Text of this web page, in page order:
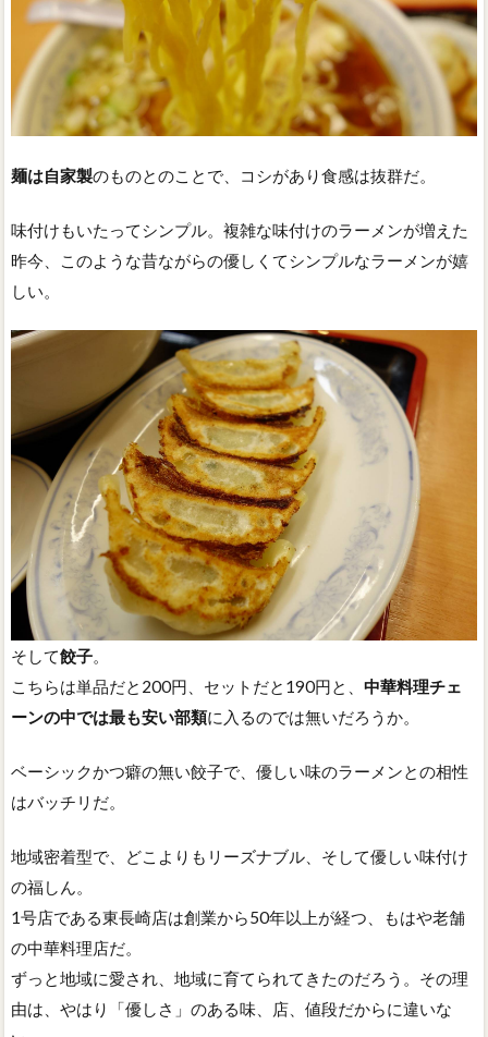
麺は自家製のものとのことで、コシがあり食感は抜群だ。
味付けもいたってシンプル。複雑な味付けのラーメンが増えた
昨今、このような昔ながらの優しくてシンプルなラーメンが嬉
しい。
そして餃子。
こちらは単品だと200円、セットだと190円と、 中華料理チェ
ーンの中では最も安い部類に入るのでは無いだろうか。
ベーシックかつ癖の無い餃子で、優しい味のラーメンとの相性
はバッチリだ。
地域密着型で、どこよりもリーズナブル、そして優しい味付け
の福しん。
1号店である東長崎店は創業から50年以上が経つ、もはや老舗
の中華料理店だ。
ずっと地域に愛され、地域に育てられてきたのだろう。その理
由は、やはり「優しさ」のある味、店、値段だからに違いな